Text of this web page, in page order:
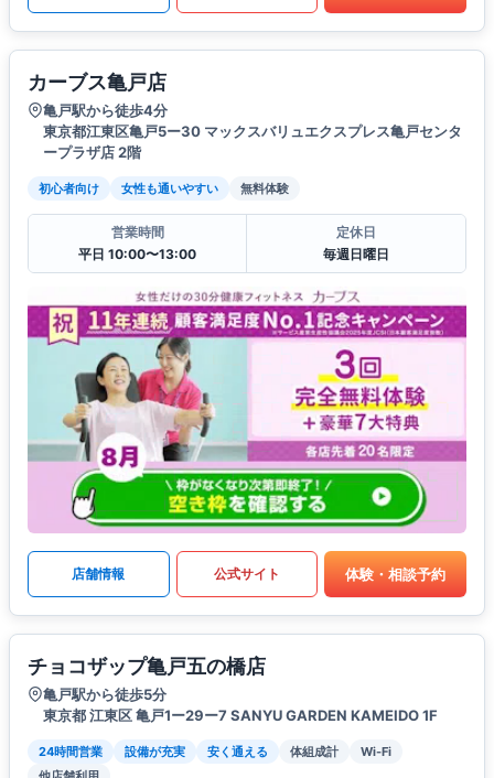
カーブス亀戸店
亀戸駅から徒歩4分
東京都江東区亀戸5ー30 マックスバリュエクスプレス亀戸センタ
ープラザ店 2階
初心者向け 女性も通いやすい 無料体験
営業時間
平日 10:00〜13:00
定休日
毎週日曜日
店舗情報 公式サイト 体験・相談予約
チョコザップ亀戸五の橋店
亀戸駅から徒歩5分
東京都 江東区 亀戸1ー29ー7 SANYU GARDEN KAMEIDO 1F
24時間営業 設備が充実 安く通える 体組成計
Wi-Fi